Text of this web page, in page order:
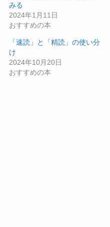
みる
2024年1月11日
おすすめの本
「速読」と「精読」の使い分
け
2024年10月20日
おすすめの本